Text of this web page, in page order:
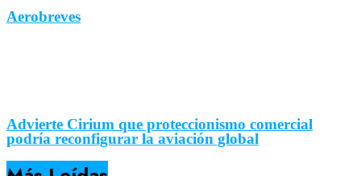
Aerobreves
Advierte Cirium que proteccionismo comercial
podría reconfigurar la aviación global